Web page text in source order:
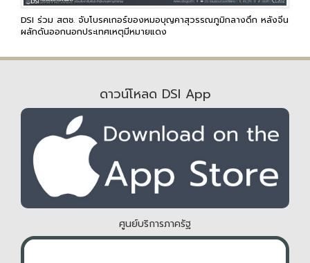
DSI ร่วม สตช. จับโบรคเกอร์ของหมอบุญคาสุวรรณภูมิกลางดึก หลังจีน
ผลักดันออกนอกประเทศเหตุมีหมายแดง
ดาวน์โหลด DSI App
ศูนย์บริการภาครัฐ